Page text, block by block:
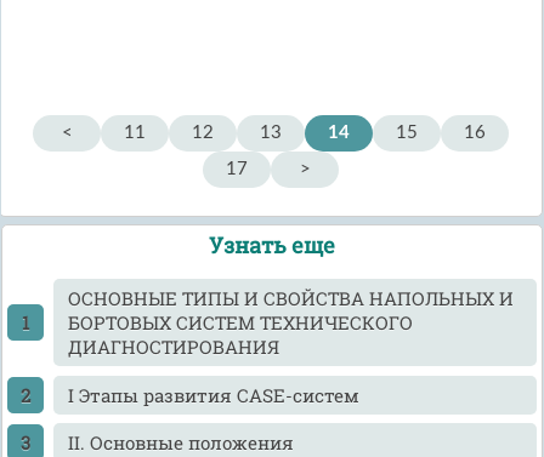
< 11 12 13 14 15
16
17
>
Узнать еще
ОСНОВНЫЕ ТИПЫ И СВОЙСТВА НАПОЛЬНЫХ И
БОРТОВЫХ СИСТЕМ ТЕХНИЧЕСКОГО
ДИАГНОСТИРОВАНИЯ
I Этапы развития САSЕ-систем
II. Основные положения